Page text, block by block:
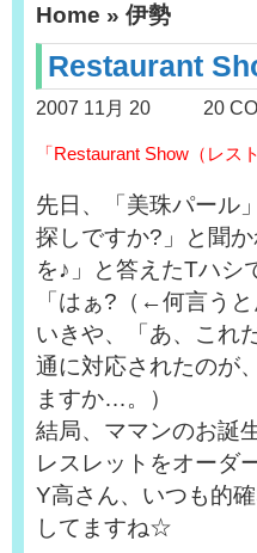
Home » 伊勢
Restaurant
2007 11月 20 20
「Restaurant Show（レ
先日、「美珠パール
探しですか?」と聞
を♪」と答えたTハシ
「はぁ?（←何言う
いきや、「あ、これ
通に対応されたのが
ますか…。）
結局、ママンのお誕
レスレットをオーダ
Y高さん、いつも的
してますね☆